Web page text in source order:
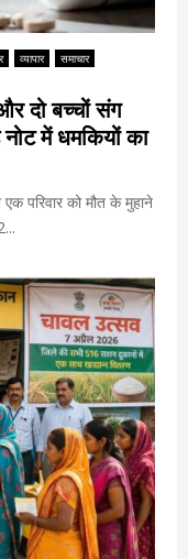
व्यापार
समाचार
दो बच्चों संग
में धमकियों का
परिवार को मौत के मुहाने